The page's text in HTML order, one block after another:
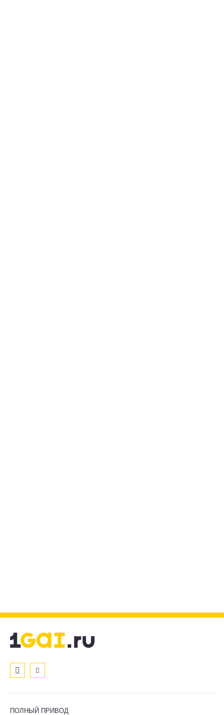
ПОЛНЫЙ ПРИВОД